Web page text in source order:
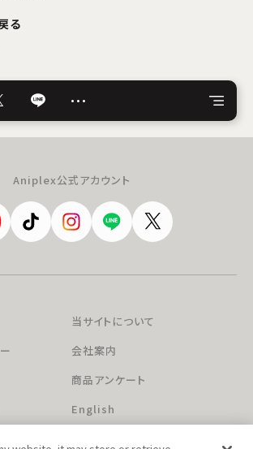
る
…
Aniplex公式アカウント
当サイトについて
会社案内
商品アンケート
English